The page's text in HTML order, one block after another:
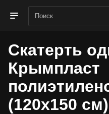
Скатерть
Крымпласт
(120х150 см)